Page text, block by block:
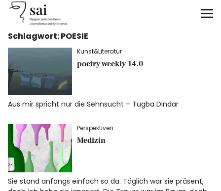
sai
Unterstützen
Klimagerechtigkeit
Antirassismus
Kunst&Literatur
Generation XYZ
Schlagwort:POESIE
Kunst&Literatur
poetry weekly 14.0
Aus mir spricht nur die Sehnsucht – Tugba Dindar
Perspektiven
Medizin
Sie stand anfangs einfach so da. Täglich war sie präsent,